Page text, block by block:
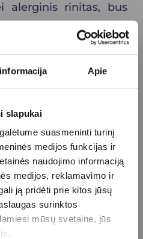
Apie
slapukai
suasmeninti turinį
medijos funkcijas ir
naudojimo informaciją
medijos, reklamavimo ir
ją pridėti prie kitos jūsų
surinktos
mūsų svetaine, jūs
alerginis rinitas, bus
gydymas, alergenų
ligos – iš pradžių
kartu nustatomas
Jei simptomų
hipertrofija,
pagal simptomų
hipertrofijos laipsnį,
ar
sako gydytoja.
dr. A.Vegienė